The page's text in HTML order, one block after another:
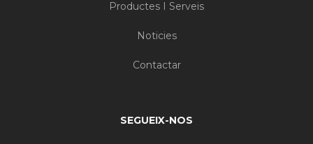
Productes I Serveis
Noticies
Contactar
SEGUEIX-NOS